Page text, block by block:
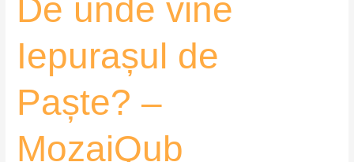
De unde vine
Iepurașul de
Paște? –
MozaiQub
unde
Iepurașul
Paște?
–
MozaiQub